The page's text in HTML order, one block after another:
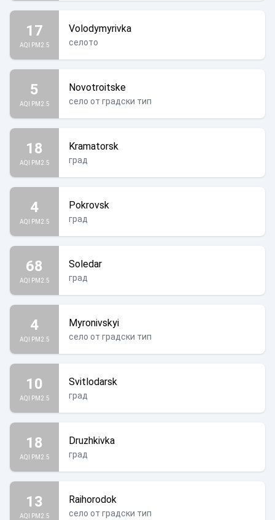
17
AQI PM2.5
Volodymyrivka
селото
5
AQI PM2.5
Novotroitske
село от градски тип
18
AQI PM2.5
Kramatorsk
град
4
AQI PM2.5
Pokrovsk
град
68
AQI PM2.5
Soledar
град
4
AQI PM2.5
Myronivskyi
село от градски тип
10
AQI PM2.5
Svitlodarsk
град
18
AQI PM2.5
Druzhkivka
град
13
AQI PM2.5
Raihorodok
село от градски тип